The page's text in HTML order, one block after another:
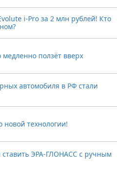
i-Pro за 2 млн рублей! Кто
ползёт вверх
автомобиля в РФ стали
технологии!
ставить ЭРА-ГЛОНАСС с ручным